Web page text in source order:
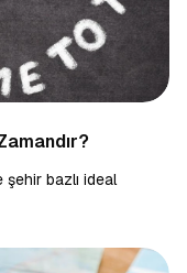
bazlı ideal